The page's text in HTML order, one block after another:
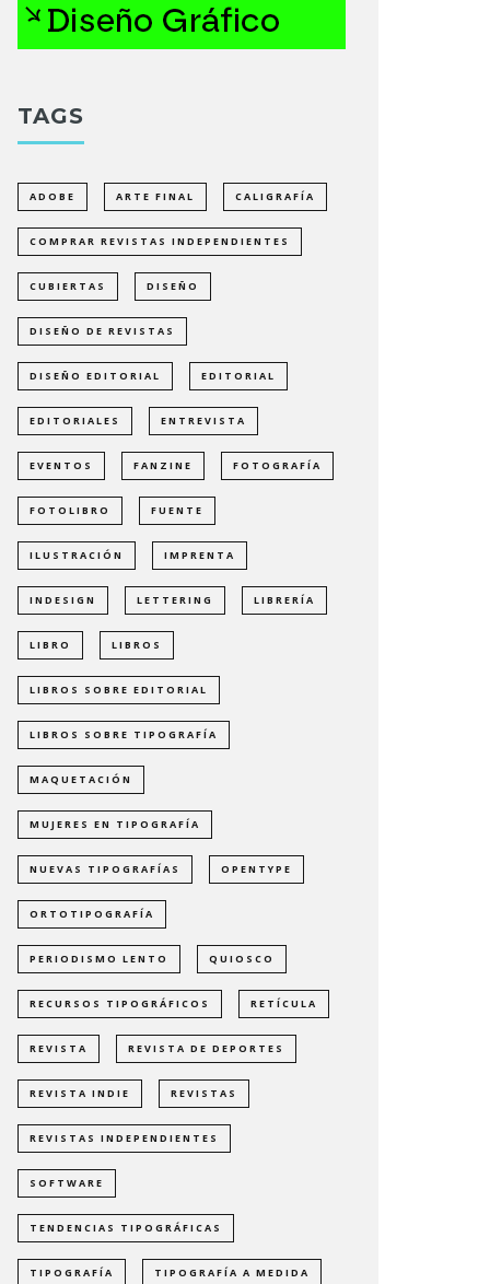
TAGS
ADOBE ARTE FINAL CALIGRAFÍA
COMPRAR REVISTAS INDEPENDIENTES
CUBIERTAS DISEÑO
DISEÑO DE REVISTAS
DISEÑO EDITORIAL EDITORIAL
EDITORIALES ENTREVISTA
EVENTOS FANZINE FOTOGRAFÍA
FOTOLIBRO FUENTE
ILUSTRACIÓN IMPRENTA
INDESIGN LETTERING LIBRERÍA
LIBRO LIBROS
LIBROS SOBRE EDITORIAL
LIBROS SOBRE TIPOGRAFÍA
MAQUETACIÓN
MUJERES EN TIPOGRAFÍA
NUEVAS TIPOGRAFÍAS OPENTYPE
ORTOTIPOGRAFÍA
PERIODISMO LENTO QUIOSCO
RECURSOS TIPOGRÁFICOS RETÍCULA
REVISTA REVISTA DE DEPORTES
REVISTA INDIE REVISTAS
REVISTAS INDEPENDIENTES
SOFTWARE
TENDENCIAS TIPOGRÁFICAS
TIPOGRAFÍA TIPOGRAFÍA A MEDIDA